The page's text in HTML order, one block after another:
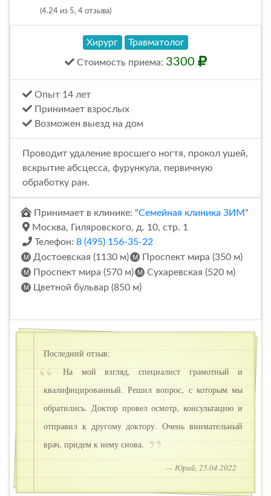
(4.24 из 5, 4 отзыва)
Хирург Травматолог
Стоимость приема: 3300
Опыт 14 лет
Принимает взрослых
Возможен выезд на дом
Проводит удаление вросшего ногтя, прокол ушей,
вскрытие абсцесса, фурункула, первичную
обработку ран.
Принимает в клинике: "Семейная клиника ЗИМ "
Москва, Гиляровского, д. 10, стр. 1
Телефон: 8 (495) 156-35-22
Достоевская (1130 м)
Проспект мира (350 м)
Проспект мира (570 м)
Сухаревская (520 м)
Цветной бульвар (850 м)
Последний отзыв:
На мой взгляд, специалист грамотный и
квалифицированный. Решил вопрос, с которым мы
обратились. Доктор провел осмотр, консультацию и
отправил к другому доктору. Очень внимательный
врач, придем к нему снова.
— Юрий, 25.04.2022